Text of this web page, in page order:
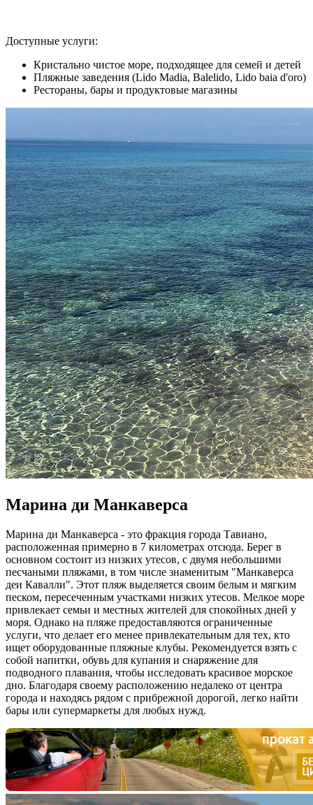
Доступные услуги:
Кристально чистое море, подходящее для семей и детей
Пляжные заведения (Lido Madia, Balelido, Lido baia d'oro)
Рестораны, бары и продуктовые магазины
Марина ди Манкаверса
Марина ди Манкаверса - это фракция города Тавиано,
расположенная примерно в 7 километрах отсюда. Берег в
основном состоит из низких утесов, с двумя небольшими
песчаными пляжами, в том числе знаменитым "Манкаверса
деи Кавалли". Этот пляж выделяется своим белым и мягким
песком, пересеченным участками низких утесов. Мелкое море
привлекает семьи и местных жителей для спокойных дней у
моря. Однако на пляже предоставляются ограниченные
услуги, что делает его менее привлекательным для тех, кто
ищет оборудованные пляжные клубы. Рекомендуется взять с
собой напитки, обувь для купания и снаряжение для
подводного плавания, чтобы исследовать красивое морское
дно. Благодаря своему расположению недалеко от центра
города и находясь рядом с прибрежной дорогой, легко найти
бары или супермаркеты для любых нужд.